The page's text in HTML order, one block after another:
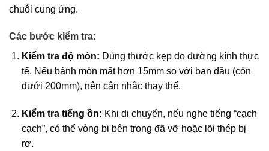
chuỗi cung ứng.
Các bước kiểm tra:
Kiểm tra độ mòn: Dùng thước kẹp đo đường kính thực
tế. Nếu bánh mòn mất hơn 15mm so với ban đầu (còn
dưới 200mm), nên cân nhắc thay thế.
Kiểm tra tiếng ồn: Khi di chuyển, nếu nghe tiếng “cạch
cạch”, có thể vòng bi bên trong đã vỡ hoặc lõi thép bị
rơ.